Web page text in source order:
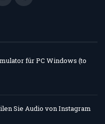
für PC Windows (to
Sie Audio von Instagram